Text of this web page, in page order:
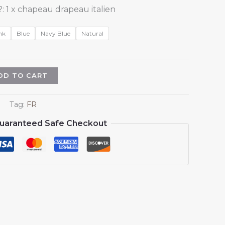
1 x chapeau drapeau italien
Blue Navy Blue Natural
TO CART
Tag: FR
Safe Checkout